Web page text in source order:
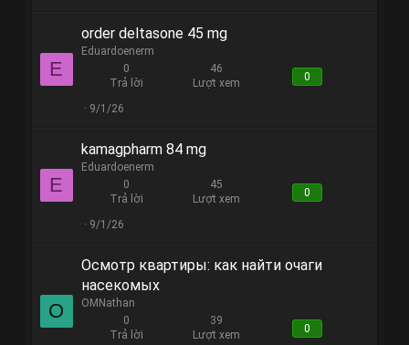
E
order deltasone 45 mg
Eduardoenerm
0
Trả lời
46
Lượt xem
0
9/1/26
E
kamagpharm 84 mg
Eduardoenerm
0
Trả lời
45
Lượt xem
0
9/1/26
O
Осмотр квартиры: как найти очаги
насекомых
OMNathan
0
Trả lời
39
Lượt xem
0